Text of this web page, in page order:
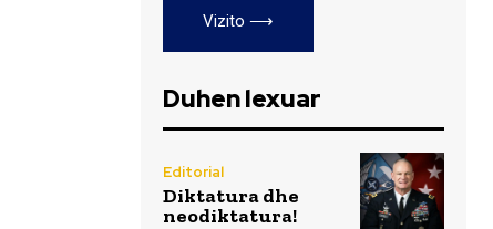
Vizito ⟶
Duhen lexuar
Editorial
Diktatura dhe
neodiktatura!